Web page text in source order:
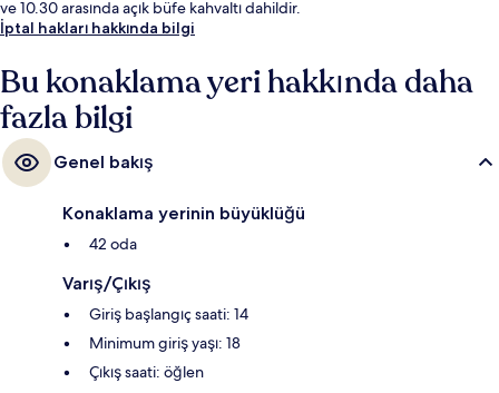
ve 10.30 arasında açık büfe kahvaltı dahildir.
İptal hakları hakkında bilgi
Bu konaklama yeri hakkında daha
fazla bilgi
Genel bakış
Konaklama yerinin büyüklüğü
42 oda
Varış/Çıkış
Giriş başlangıç saati: 14
Minimum giriş yaşı: 18
Çıkış saati: öğlen